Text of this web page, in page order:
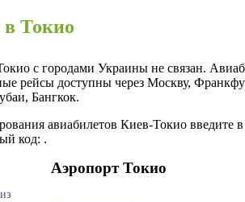
Токио
с городами Украины не связан.
рейсы доступны через Москву,
Бангкок.
авиабилетов Киев-Токио введите
код: .
Аэропорт Токио